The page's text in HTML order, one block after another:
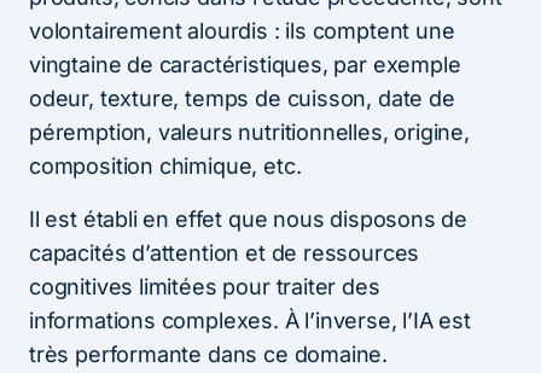
volontairement alourdis : ils comptent une
vingtaine de caractéristiques, par exemple
odeur, texture, temps de cuisson, date de
péremption, valeurs nutritionnelles, origine,
composition chimique, etc.
Il est établi en effet que nous disposons de
capacités d’attention et de ressources
cognitives limitées pour traiter des
informations complexes. À l’inverse, l’IA est
très performante dans ce domaine.